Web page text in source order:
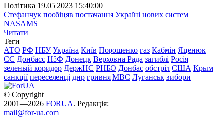
Полiтика 19.05.2023 15:40:00
Стефанчук пообіцяв постачання Україні нових систем
NASAMS
Читати
Теги
АТО РФ НБУ Україна Київ Порошенко газ Кабмін Яценюк
ЄС Донбасс НЗФ Донецк Верховна Рада загиблі Росія
зеленый коридор ДержНС РНБО Донбас обстріл США Крым
санкції переселенці днр гривня МВС Луганськ вибори
© Copyright
2001—2026 FORUA. Редакція:
mail@for-ua.com